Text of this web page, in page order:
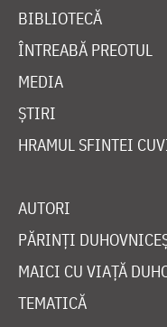
BIBLIOTECĂ
ÎNTREABĂ PREOTUL
MEDIA
ȘTIRI
HRAMUL SFINTEI
AUTORI
PĂRINȚI
MAICI CU VIAȚĂ
TEMATICĂ